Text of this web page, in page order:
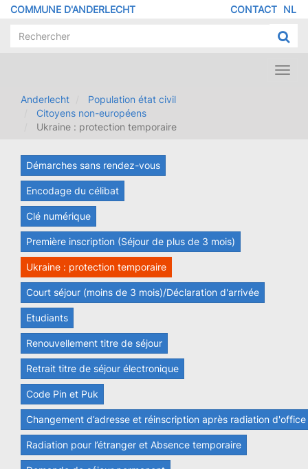
Aller
contenu
COMMUNE D'ANDERLECHT NL
DE
CONTACT
Anderlecht
Population état civil
Citoyens non-européens
Ukraine : protection temporaire
Démarches sans rendez-vous
Encodage du célibat
Clé numérique
Première inscription (Séjour de plus de 3 mois)
Ukraine : protection temporaire
Court séjour (moins de 3 mois)/Déclaration d'arrivée
Etudiants
Renouvellement titre de séjour
Retrait titre de séjour électronique
Code Pin et Puk
Changement d’adresse et réinscription après radiation d'office
Radiation pour l’étranger et Absence temporaire